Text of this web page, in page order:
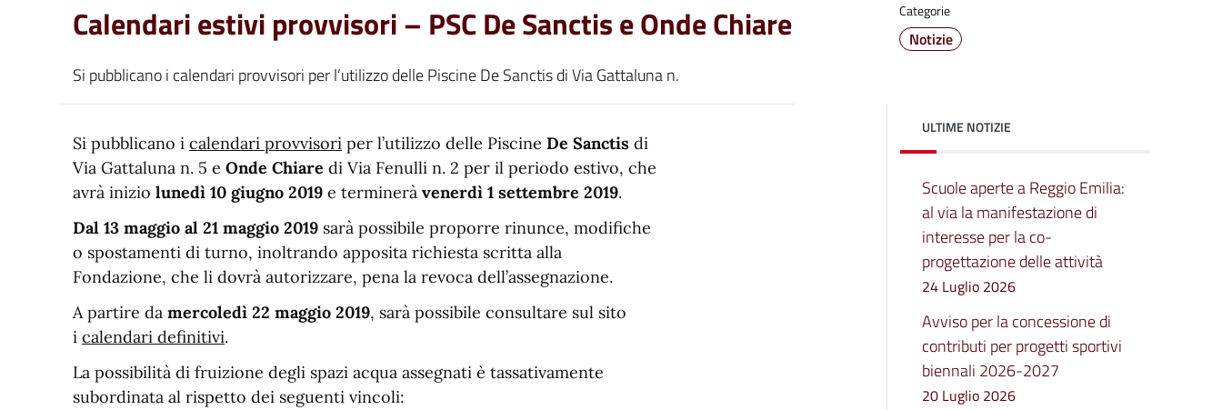
Calendari estivi provvisori – PSC De Sanctis e Onde Chiare
Si pubblicano i calendari provvisori per l’utilizzo delle Piscine De Sanctis di Via Gattaluna n.
Categorie
Notizie
Si pubblicano i calendari provvisori per l’utilizzo delle Piscine De Sanctis di
Via Gattaluna n. 5 e Onde Chiare di Via Fenulli n. 2 per il periodo estivo, che
avrà inizio lunedì 10 giugno 2019 e terminerà venerdì 1 settembre 2019.
Dal 13 maggio al 21 maggio 2019 sarà possibile proporre rinunce, modifiche
o spostamenti di turno, inoltrando apposita richiesta scritta alla
Fondazione, che li dovrà autorizzare, pena la revoca dell’assegnazione.
A partire da mercoledì 22 maggio 2019, sarà possibile consultare sul sito
i calendari definitivi.
La possibilità di fruizione degli spazi acqua assegnati è tassativamente
subordinata al rispetto dei seguenti vincoli:
ULTIME NOTIZIE
Scuole aperte a Reggio Emilia:
al via la manifestazione di
interesse per la co-
progettazione delle attività
24 Luglio 2026
Avviso per la concessione di
contributi per progetti sportivi
biennali 2026-2027
20 Luglio 2026